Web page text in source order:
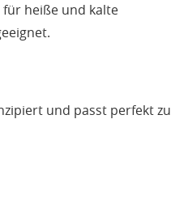
heiße und kalte
und passt perfekt zu